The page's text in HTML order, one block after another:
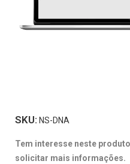
SKU: NS-DNA
Tem interesse neste
solicitar mais informações.